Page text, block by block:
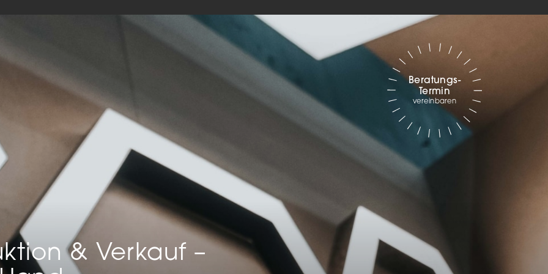
& Verkauf –
Beratungs-
Termin
vereinbaren
(1) Marketing
Cookies werden von Drittanbietern oder Publishern verwendet, um
Werbung anzuzeigen. Sie tun dies, indem sie Besucher über Websites